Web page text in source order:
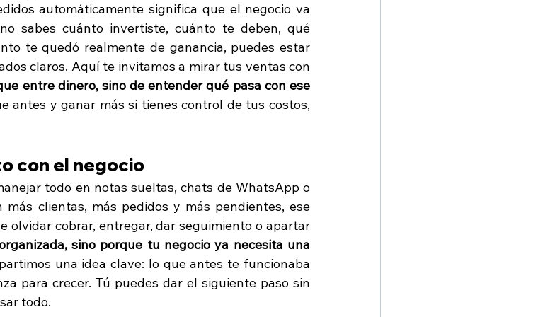
automáticamente significa que el negocio va
sabes cuánto invertiste, cuánto te deben, qué
te quedó realmente de ganancia, puedes estar
claros. Aquí te invitamos a mirar tus ventas con
entre dinero, sino de entender qué pasa con ese
antes y ganar más si tienes control de tus costos,
con el negocio
todo en notas sueltas, chats de WhatsApp o
más clientas, más pedidos y más pendientes, ese
olvidar cobrar, entregar, dar seguimiento o apartar
sino porque tu negocio ya necesita una
una idea clave: lo que antes te funcionaba
para crecer. Tú puedes dar el siguiente paso sin
todo.